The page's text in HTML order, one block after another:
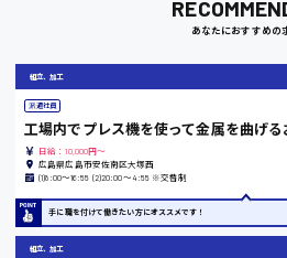
大阪府
竹原市
時給1300円〜
あなたにおすすめの
組立、加工
派遣社員
工場内でプレス機を使って金属を曲げ
日給：10,000円～
広島県広島市安佐南区大塚西
(1)8:00〜16:55 (2)20:00〜4:55 ※交替制
手に職を付けて働きたい方にオススメです！
組立、加工